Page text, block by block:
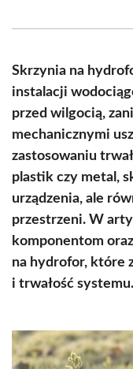
(Twitter)
Skrzynia na
instalacji
przed wilgocią,
mechanicznymi
zastosowaniu
plastik czy metal,
urządzenia, ale
przestrzeni. W
komponentom
na hydrofor, które
i trwałość systemu.